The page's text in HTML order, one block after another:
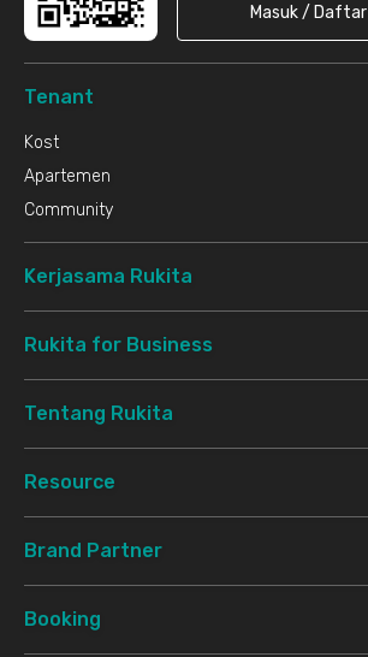
Masuk / Daftar
Tenant
Kost
Apartemen
Community
Kerjasama Rukita
Rukita for Business
Tentang Rukita
Resource
Brand Partner
Booking